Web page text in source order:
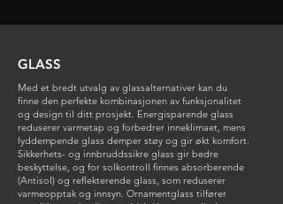
GLASS
Med et bredt utvalg av glassalternativer kan du
finne den perfekte kombinasjonen av funksjonalitet
og design til ditt prosjekt. Energisparende glass
reduserer varmetap og forbedrer inneklimaet, mens
lyddempende glass demper støy og gir økt komfort.
Sikkerhets- og innbruddssikre glass gir bedre
beskyttelse, og for solkontroll finnes absorberende
(Antisol) og reflekterende glass, som reduserer
varmeopptak og innsyn. Ornamentglass tilfører